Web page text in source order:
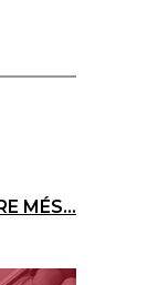
MÉS...